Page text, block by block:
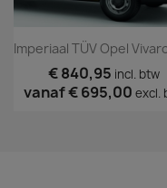
€ 840,95 incl. btw
vanaf€ 695,00 excl.